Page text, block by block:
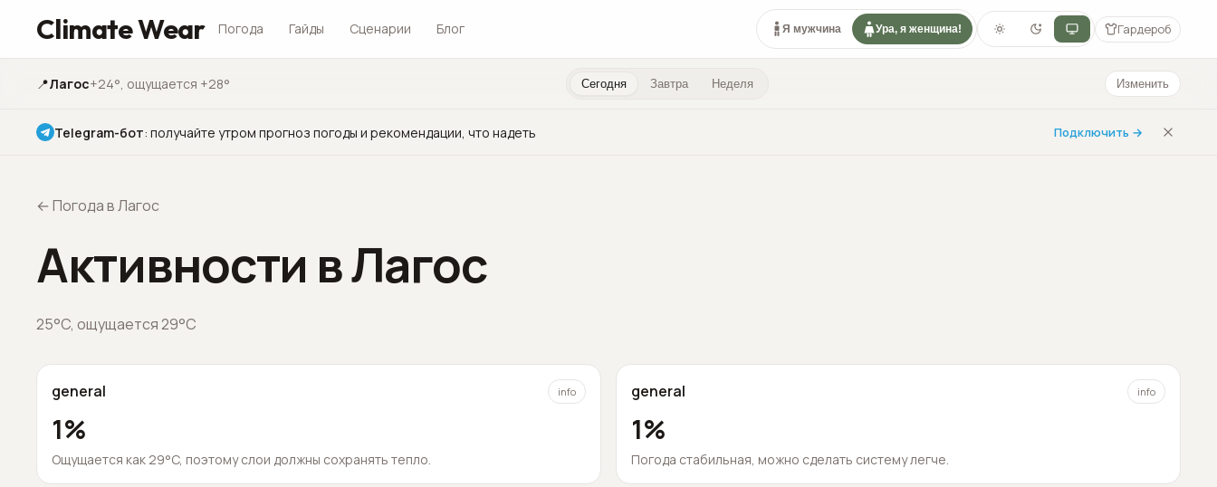
Climate Wear Погода Гайды Сценарии Блог Я мужчина Ура, я женщина! Гардероб
📍Лагос+24°, ощущается +28° Сегодня Завтра Неделя Изменить
Telegram-бот: получайте утром прогноз погоды и рекомендации, что надеть Подключить →
←Погода в Лагос
Активности в Лагос
25°C, ощущается29°C
general info
1%
Ощущается как 29°C, поэтому слои должны сохранять тепло.
general info
1%
Погода стабильная, можно сделать систему легче.